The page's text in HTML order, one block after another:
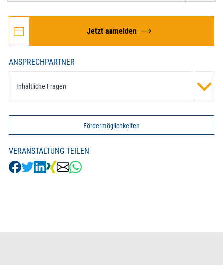
Jetzt anmelden
ANSPRECHPARTNER
Inhaltliche Fragen
Fördermöglichkeiten
VERANSTALTUNG TEILEN